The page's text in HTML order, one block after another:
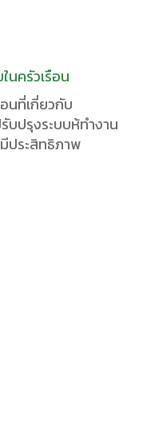
นครัวเรือน
นที่เกี่ยวกับ
บปรุงระบบห้ทำงาน
ประสิทธิภาพ